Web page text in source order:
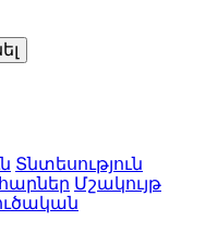
Տնտեսություն
Մշակույթ